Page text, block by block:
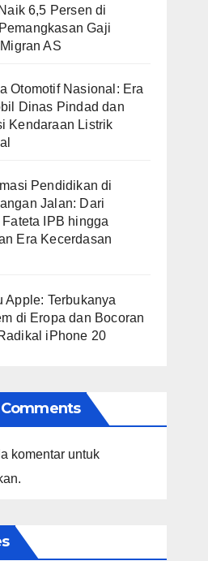
6,5 Persen di
Gaji
AS
Otomotif Nasional: Era
Dinas Pindad dan
Kendaraan Listrik
Pendidikan di
Jalan: Dari
IPB hingga
Era Kecerdasan
Apple: Terbukanya
di Eropa dan Bocoran
iPhone 20
komentar untuk